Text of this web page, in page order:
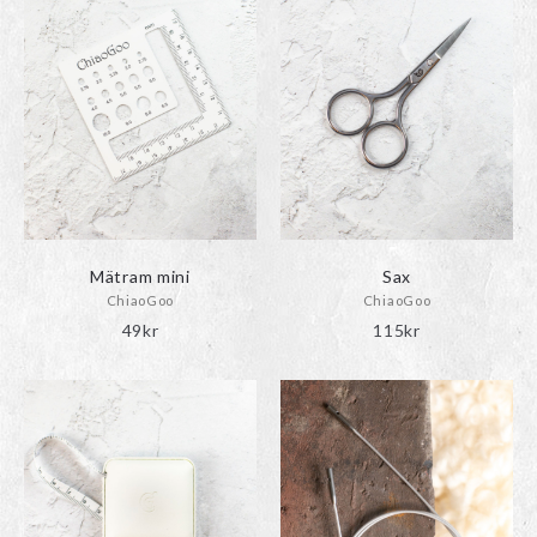
Mätram mini
ChiaoGoo
49kr
Sax
ChiaoGoo
115kr
Den
här
produkten
har
flera
varianter.